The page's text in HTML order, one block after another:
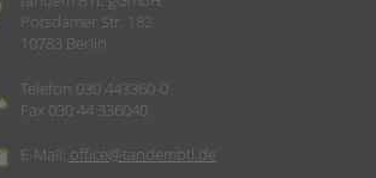
Potsdamer Str. 182
10783 Berlin
Telefon 030 443360-0
Fax 030 44 336040
E-Mail: office@tandembtl.de